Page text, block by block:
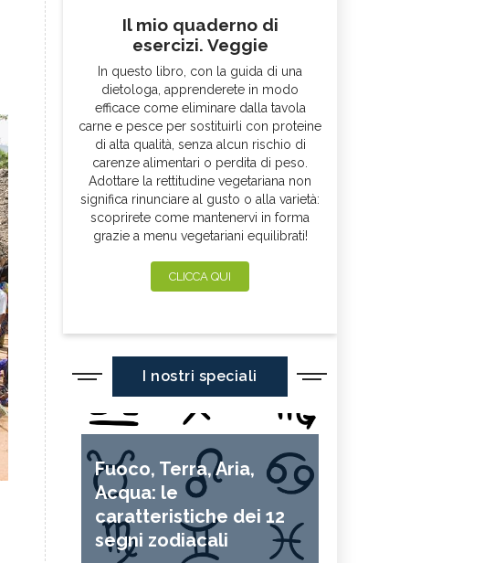
Il mio quaderno di
esercizi. Veggie
In questo libro, con la guida di una
dietologa, apprenderete in modo
efficace come eliminare dalla tavola
carne e pesce per sostituirli con proteine
di alta qualità, senza alcun rischio di
carenze alimentari o perdita di peso.
Adottare la rettitudine vegetariana non
significa rinunciare al gusto o alla varietà:
scoprirete come mantenervi in forma
grazie a menu vegetariani equilibrati!
CLICCA QUI
I nostri speciali
Fuoco, Terra, Aria,
Acqua: le
caratteristiche dei 12
segni zodiacali